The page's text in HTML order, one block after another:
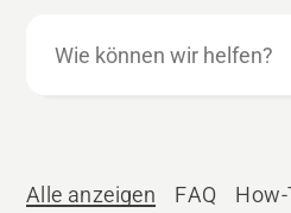
können
Alle anzeigen FAQ